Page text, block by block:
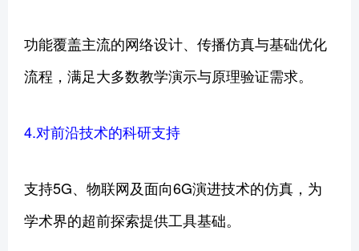
功能覆盖主流的网络设计、传播仿真与基础优化
流程，满足大多数教学演示与原理验证需求。
4.对前沿技术的科研支持
支持5G、物联网及面向6G演进技术的仿真，为
学术界的超前探索提供工具基础。